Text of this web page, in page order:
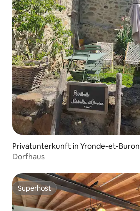
Privatunterkunft in Yronde-et-Buron
Dorfhaus
Superhost
Superhost